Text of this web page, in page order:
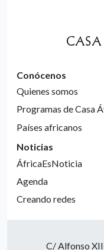
Conócenos
Quienes somos
Programas de Casa
Países africanos
Noticias
ÁfricaEsNoticia
Agenda
Creando redes
C/ Alfonso